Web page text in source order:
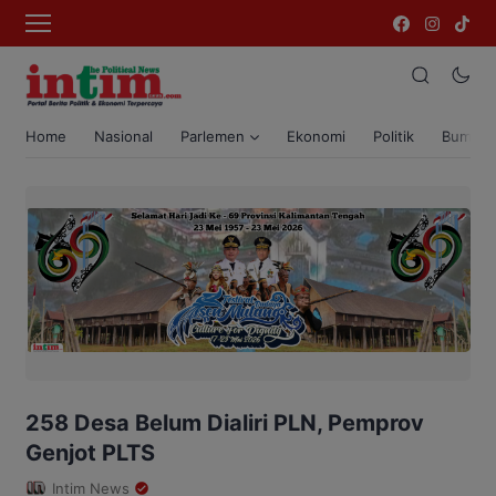
Home Nasional Parlemen Ekonomi Politik Bumi
258 Desa Belum Dialiri PLN, Pemprov
Genjot PLTS
Intim News